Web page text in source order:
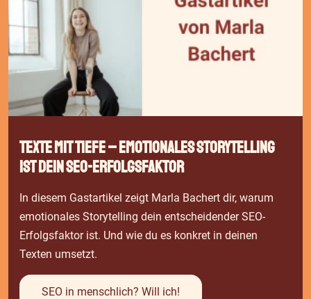
Texte mit Tiefe – emotionales Storytelling
ist dein SEO-Erfolgsfaktor
In diesem Gastartikel zeigt Marla Bachert dir, warum
emotionales Storytelling dein entscheidender SEO-
Erfolgsfaktor ist. Und wie du es konkret in deinen
Texten umsetzt.
SEO in menschlich? Will ich!